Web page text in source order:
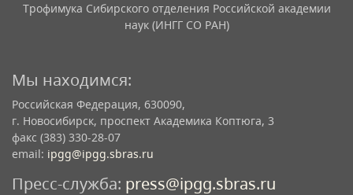
Трофимука Сибирского отделения Российской академии
наук (ИНГГ СО РАН)
Мы находимся:
Российская Федерация, 630090,
г. Новосибирск, проспект Академика Коптюга, 3
факс (383) 330-28-07
email: ipgg@ipgg.sbras.ru
Пресс-служба: press@ipgg.sbras.ru